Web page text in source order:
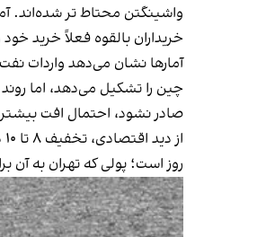
واشینگتن محتاط‌ تر شده‌اند.
خریداران بالقوه فعلاً خرید
صادر نشود، احتمال افت
روز است؛ پولی که تهران به آن